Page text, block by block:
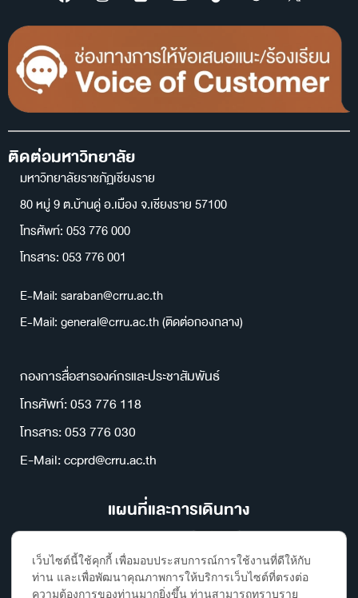
ติดต่อมหาวิทยาลัย
มหาวิทยาลัยราชภัฏเชียงราย
80 หมู่ 9 ต.บ้านดู่ อ.เมือง จ.เชียงราย 57100
โทรศัพท์: 053 776 000
โทรสาร: 053 776 001
E-Mail: saraban@crru.ac.th
E-Mail: general@crru.ac.th (ติดต่อกองกลาง)
กองการสื่อสารองค์กรและประชาสัมพันธ์
โทรศัพท์: 053 776 118
โทรสาร: 053 776 030
E-Mail: ccprd@crru.ac.th
แผนที่และการเดินทาง
เว็บไซต์นี้ใช้คุกกี้ เพื่อมอบประสบการณ์การใช้งานที่ดีให้กับ
ท่าน และเพื่อพัฒนาคุณภาพการให้บริการเว็บไซต์ที่ตรงต่อ
ความต้องการของท่านมากยิ่งขึ้น ท่านสามารถทราบราย